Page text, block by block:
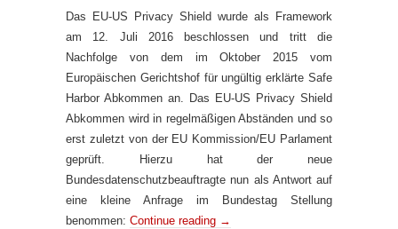
Das EU-US Privacy Shield wurde als Framework
am 12. Juli 2016 beschlossen und tritt die
Nachfolge von dem im Oktober 2015 vom
Europäischen Gerichtshof für ungültig erklärte Safe
Harbor Abkommen an. Das EU-US Privacy Shield
Abkommen wird in regelmäßigen Abständen und so
erst zuletzt von der EU Kommission/EU Parlament
geprüft. Hierzu hat der neue
Bundesdatenschutzbeauftragte nun als Antwort auf
eine kleine Anfrage im Bundestag Stellung
benommen: Continue reading →